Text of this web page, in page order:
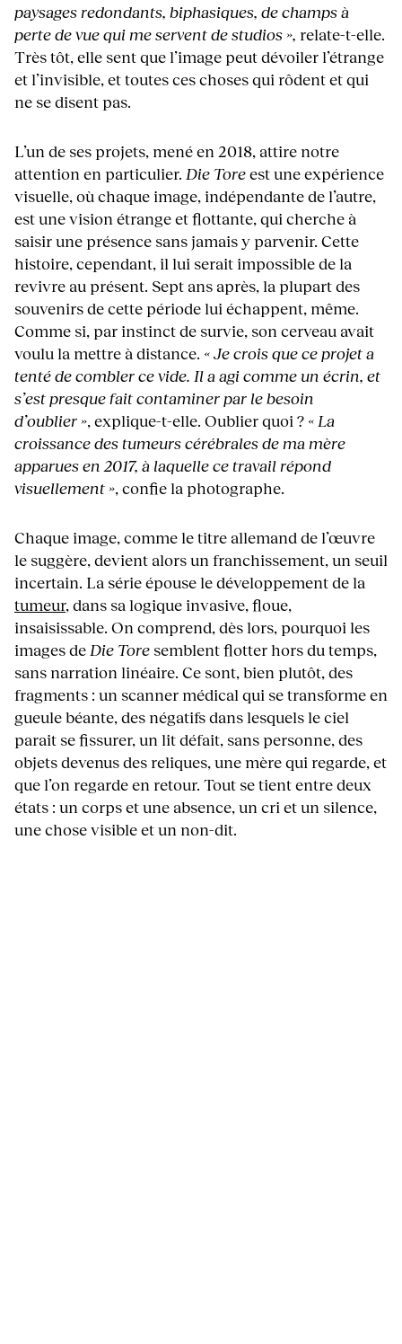
paysages redondants, biphasiques, de champs à
perte de vue qui me servent de studios », relate-t-elle.
Très tôt, elle sent que l’image peut dévoiler l’étrange
et l’invisible, et toutes ces choses qui rôdent et qui
ne se disent pas.
L’un de ses projets, mené en 2018, attire notre
attention en particulier. Die Toreest une expérience
visuelle, où chaque image, indépendante de l’autre,
est une vision étrange et flottante, qui cherche à
saisir une présence sans jamais y parvenir. Cette
histoire, cependant, il lui serait impossible de la
revivre au présent. Sept ans après, la plupart des
souvenirs de cette période lui échappent, même.
Comme si, par instinct de survie, son cerveau avait
voulu la mettre à distance. « Je crois que ce projet a
tenté de combler ce vide. Il a agi comme un écrin, et
s’est presque fait contaminer par le besoin
d’oublier », explique-t-elle. Oublier quoi ? « La
croissance des tumeurs cérébrales de ma mère
apparues en 2017, à laquelle ce travail répond
visuellement », confie la photographe.
Chaque image, comme le titre allemand de l’œuvre
le suggère, devient alors un franchissement, un seuil
incertain. La série épouse le développement de la
tumeur, dans sa logique invasive, floue,
insaisissable. On comprend, dès lors, pourquoi les
images de Die Tore semblent flotter hors du temps,
sans narration linéaire. Ce sont, bien plutôt, des
fragments : un scanner médical qui se transforme en
gueule béante, des négatifs dans lesquels le ciel
parait se fissurer, un lit défait, sans personne, des
objets devenus des reliques, une mère qui regarde, et
que l’on regarde en retour. Tout se tient entre deux
états : un corps et une absence, un cri et un silence,
une chose visible et un non-dit.